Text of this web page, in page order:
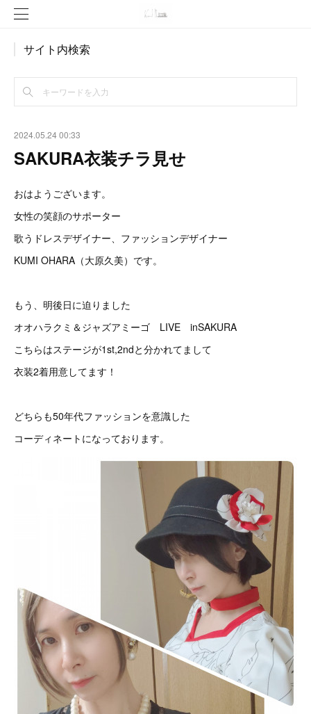
サイト内検索
2024.05.24 00:33
SAKURA衣装チラ見せ
おはようございます。
女性の笑顔のサポーター
歌うドレスデザイナー、ファッションデザイナー
KUMI OHARA（大原久美）です。
もう、明後日に迫りました
オオハラクミ＆ジャズアミーゴ LIVE inSAKURA
こちらはステージが1st,2ndと分かれてまして
衣装2着用意してます！
どちらも50年代ファッションを意識した
コーディネートになっております。